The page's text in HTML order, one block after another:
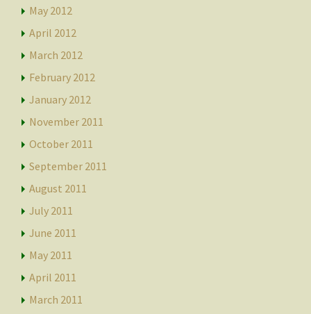
May 2012
April 2012
March 2012
February 2012
January 2012
November 2011
October 2011
September 2011
August 2011
July 2011
June 2011
May 2011
April 2011
March 2011